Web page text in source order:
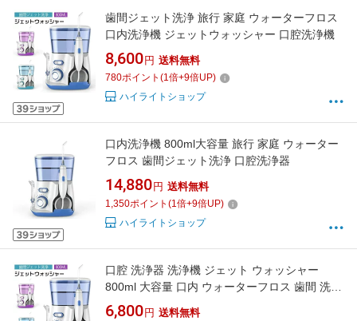
歯間ジェット洗浄 旅行 家庭 ウォーターフロス
口内洗浄機 ジェットウォッシャー 口腔洗浄機
8,600 円 送料無料
780ポイント (1倍+9倍UP)
ハイライトショップ
口内洗浄機 800ml大容量 旅行 家庭 ウォーター
フロス 歯間ジェット洗浄 口腔洗浄器
14,880 円 送料無料
1,350ポイント (1倍+9倍UP)
ハイライトショップ
口腔 洗浄器 洗浄機 ジェット ウォッシャー
800ml 大容量 口内 ウォーターフロス 歯間 洗浄
家庭 旅行 美容 健康 家電 デンタル ケア 新入荷
6,800 円 送料無料